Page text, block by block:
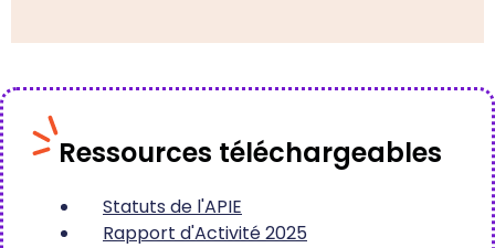
Ressources téléchargeables
Statuts de l'APIE
Rapport d'Activité 2025